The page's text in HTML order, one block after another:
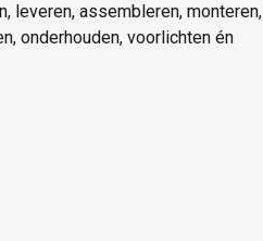
leveren, assembleren, monteren,
onderhouden, voorlichten én